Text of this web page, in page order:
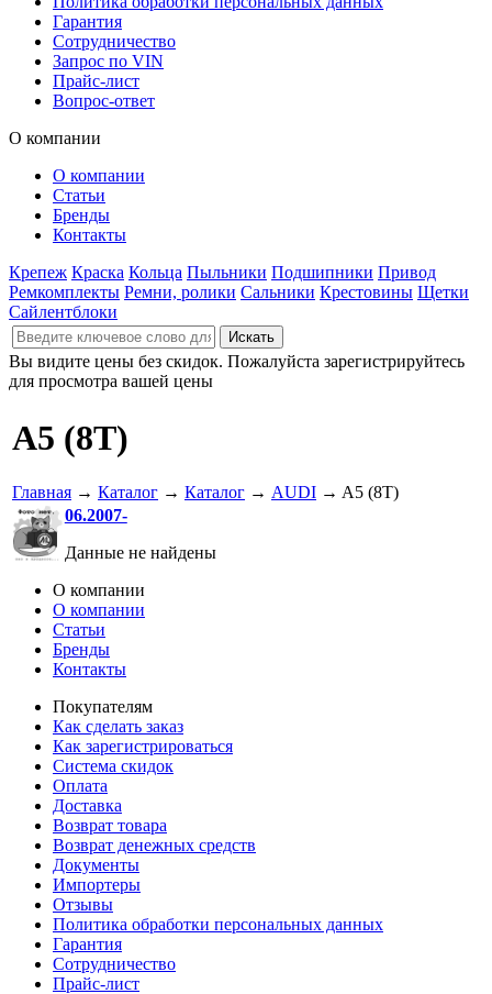
Гарантия
Сотрудничество
Запрос по VIN
Прайс-лист
Вопрос-ответ
О компании
О компании
Статьи
Бренды
Контакты
Крепеж Краска Кольца Пыльники Подшипники Привод
Ремкомплекты Ремни, ролики Сальники Крестовины Щетки
Сайлентблоки
Вы видите цены без скидок. Пожалуйста зарегистрируйтесь
для просмотра вашей цены
A5 (8T)
Главная → Каталог → Каталог → AUDI → A5 (8T)
06.2007-
Данные не найдены
О компании
О компании
Статьи
Бренды
Контакты
Покупателям
Как сделать заказ
Как зарегистрироваться
Система скидок
Оплата
Доставка
Возврат товара
Возврат денежных средств
Документы
Импортеры
Отзывы
Политика обработки персональных данных
Гарантия
Сотрудничество
Прайс-лист